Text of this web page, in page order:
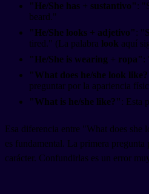
"He/She has + sustantivo" :
beard."
"He/She looks + adjetivo" :
tired." (La palabra look aquí
"He/She is wearing + ropa" :
"What does he/she look
preguntar por la apariencia
"What is he/she like?" : Esta
Esa diferencia entre "What does
es fundamental. La primera
carácter. Confundirlas es un error